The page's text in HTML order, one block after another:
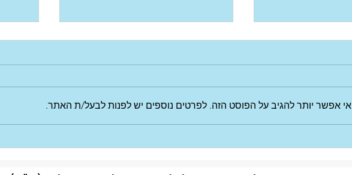
אי אפשר יותר להגיב על הפוסט הזה. לפרטים נוספים יש לפנות לבעל/ת האתר.